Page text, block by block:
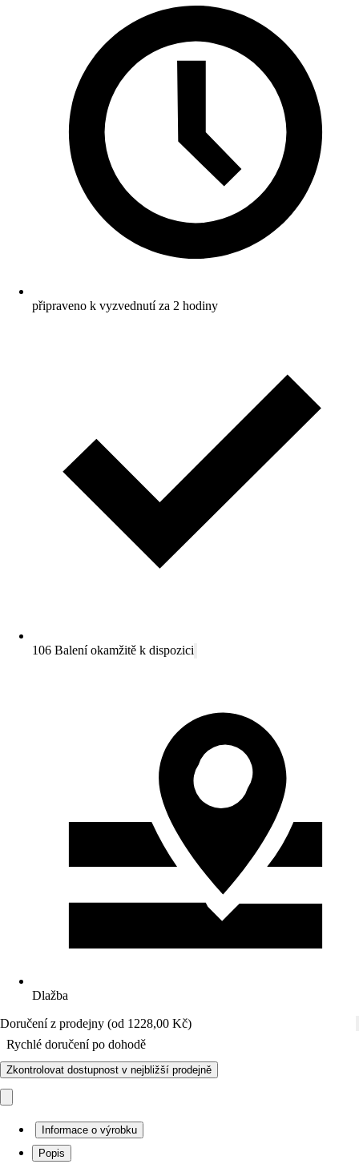
připraveno k vyzvednutí za 2 hodiny
106 Balení okamžitě k dispozici
Dlažba
Doručení z prodejny (od 1228,00 Kč)
Rychlé doručení po dohodě
Zkontrolovat dostupnost v nejbližší prodejně
Informace o výrobku
Popis